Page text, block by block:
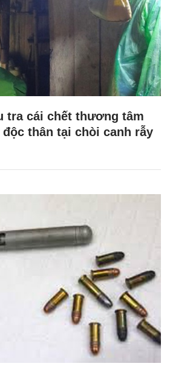
tra cái chết thương tâm
thân tại chòi canh rẫy